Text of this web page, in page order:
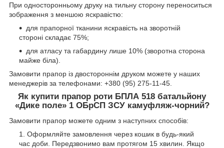
При односторонньому друку на тильну сторону переноситься
зображення з меншою яскравістю:
для прапорної тканини яскравість на зворотній
стороні складає 75%;
для атласу та габардину лише 10% (зворотна сторона
майже біла).
Замовити прапор із двостороннім друком можете у наших
менеджерів за телефонами: +380 (95) 275-11-45.
Як купити прапор роти БПЛА 518 батальйону
«Дике поле» 1 ОБрСП ЗСУ камуфляж-чорний?
Замовити прапор можете одним з наступних способів:
Оформляйте замовлення через кошик в будь-який
час доби. Передзвонимо вам протягом 15 хвилин. Якщо